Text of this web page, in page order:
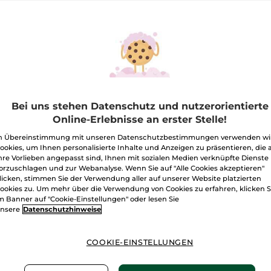
Konzentrat
100 ml
100 ml
(124)
/ 1l
WARENKORB
Handcreme Anti-
Pigmentflecken LSF
30
Tube 50 ml
(384)
358,00€ / 1l
IN DEN
WARENKORB
Flakon
Bei uns stehen Datenschutz und nutzerorientierte
Online-Erlebnisse an erster Stelle!
Übereinstimmung mit unseren Datenschutzbestimmungen verwenden
um Ihnen personalisierte Inhalte und Anzeigen zu präsentieren, die
Vorlieben angepasst sind, Ihnen mit sozialen Medien verknüpfte Dienste
und zur Webanalyse. Wenn Sie auf "Alle Cookies akzeptieren"
stimmen Sie der Verwendung aller auf unserer Website platzierten
zu. Um mehr über die Verwendung von Cookies zu erfahren, klicken
Banner auf "Cookie-Einstellungen" oder lesen Sie
Datenschutzhinweise
COOKIE-EINSTELLUNGEN